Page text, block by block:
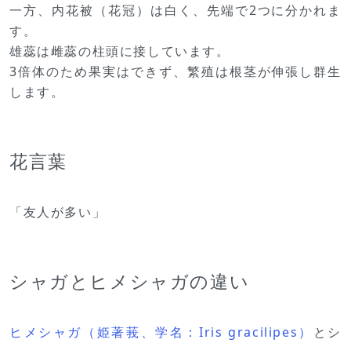
一方、内花被（花冠）は白く、先端で2つに分かれま
す。
雄蕊は雌蕊の柱頭に接しています。
3倍体のため果実はできず、繁殖は根茎が伸張し群生
します。
花言葉
「友人が多い」
シャガとヒメシャガの違い
ヒメシャガ（姫著莪、学名：Iris gracilipes）
とシ